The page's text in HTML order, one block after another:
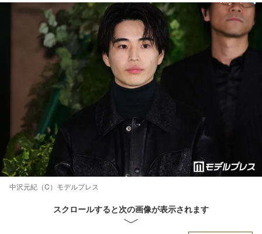
中沢元紀（C）モデルプレス
スクロールすると次の画像が表示されます